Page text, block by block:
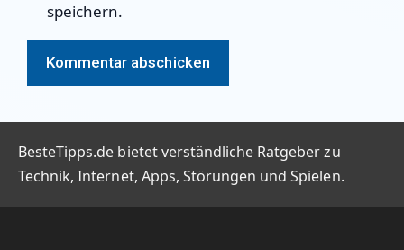
speichern.
BesteTipps.de bietet verständliche Ratgeber zu
Technik, Internet, Apps, Störungen und Spielen.